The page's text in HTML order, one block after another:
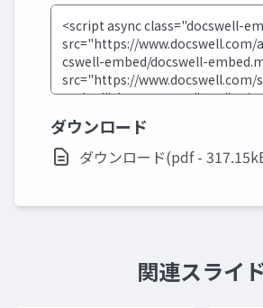
ダウンロード
ダウンロード(pdf -
関連スライ